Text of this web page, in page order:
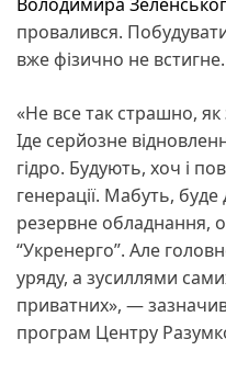
провалився.
вже фізично не встигне.
«Не все так страшно,
Іде серйозне
гідро. Будують, хоч і
генерації. Мабуть,
резервне обладнання,
“Укренерго”. Але
уряду, а зусиллями
приватних», —
програм Центру